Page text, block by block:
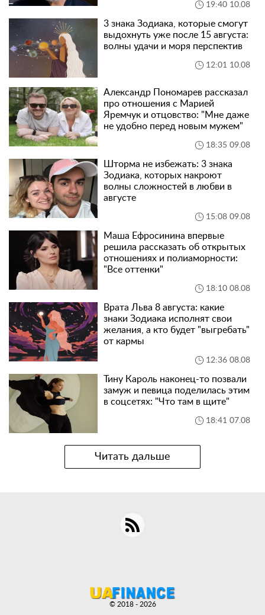
19:40 10.08
3 знака Зодиака, которые смогут
выдохнуть уже после 15 августа:
волны удачи и моря перспектив
12:01 10.08
Александр Пономарев рассказал
про отношения с Марией
Яремчук и отцовство: "Мне даже
не удобно перед новым мужем"
18:35 09.08
Шторма не избежать: 3 знака
Зодиака, которых накроют
волны сложностей в любви в
августе
15:08 09.08
Маша Ефросинина впервые
решила рассказать об открытых
отношениях и полиаморности:
"Все оттенки"
18:10 08.08
Врата Льва 8 августа: какие
знаки Зодиака исполнят свои
желания, а кто будет "выгребать"
от кармы
12:36 08.08
Тину Кароль наконец-то позвали
замуж и певица поделилась этим
в соцсетях: "Что там в щите"
18:41 07.08
Читать дальше
© 2018 - 2026